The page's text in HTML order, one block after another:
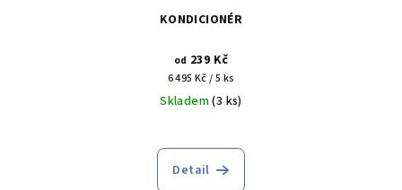
KONDICIONÉR
od 239 Kč
Měrná
cena:
6 495 Kč / 5 ks
Skladem(3 ks)
Detail